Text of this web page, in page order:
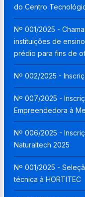
do Centro
Nº 001/2025 -
instituições de
prédio para fins de
Nº 002/2025 -
Nº 007/2025 -
Empreendedora à
Nº 006/2025 -
Naturaltech 2025
Nº 001/2025 -
técnica à HORTITEC